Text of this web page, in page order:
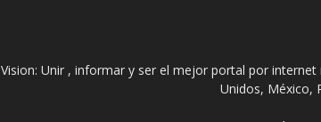
Vision: Unir , informar y ser el mejor portal por
Unidos, México,